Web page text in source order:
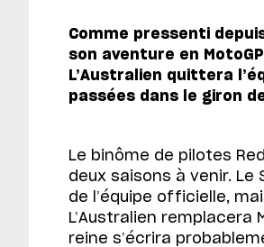
Comme pressenti
son aventure en
L’Australien quittera
passées dans le giron
Le binôme de pilotes
deux saisons à venir. Le
de l’équipe officielle,
L’Australien remplacera
reine s’écrira